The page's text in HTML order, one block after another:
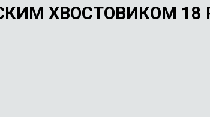
ХВОСТОВИКОМ 18